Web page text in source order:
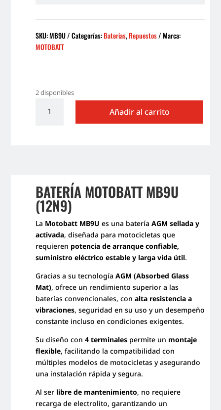
SKU:MB9U Categorías:Baterias,Repuestos Marca:
MOTOBATT
2 disponibles
MOTOBATT
Añadir al carrito
BATERÍA MOTOBATT MB9U
(12N9)
La Motobatt MB9U es una bateríaAGM sellada y
activada, diseñada para motocicletas que
requieren potencia de arranque confiable,
suministro eléctrico estable y larga vida útil.
Gracias a su tecnologíaAGM (Absorbed Glass
Mat), ofrece un rendimiento superior a las
baterías convencionales, conalta resistencia a
vibraciones, seguridad en su uso y un desempeño
constante incluso en condiciones exigentes.
Su diseño con4 terminales permite un montaje
flexible, facilitando la compatibilidad con
múltiples modelos de motocicletas y asegurando
una instalación rápida y segura.
Al ser libre de mantenimiento, no requiere
recarga de electrolito, garantizando un